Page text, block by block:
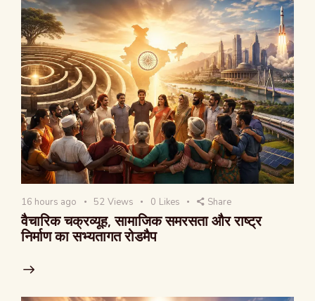
16 hours ago 52 Views 0 Likes Share
वैचारिक चक्रव्यूह, सामाजिक समरसता और राष्ट्र
निर्माण का सभ्यतागत रोडमैप